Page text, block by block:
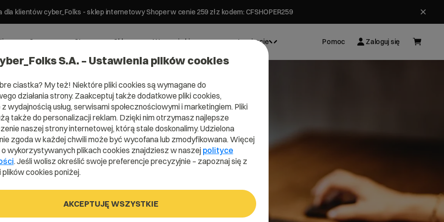
klientów cyber_Folks - sklep internetowy Shoper w cenie 259 zł z kodem: CFSHOPER259
Serwery Strony Sklepy Wsparcie biznesowe Inspiracje Pomoc Zaloguj się
S.A. – Ustawienia plików cookies
ciastka? My też! Niektóre pliki cookies są wymagane do
działania strony. Zaakceptuj także dodatkowe pliki cookies,
wydajnością usług, serwisami społecznościowymi i marketingiem. Pliki
także do personalizacji reklam. Dzięki nim otrzymasz najlepsze
naszej strony internetowej, którą stale doskonalimy. Udzielona
zgoda w każdej chwili może być wycofana lub zmodyfikowana. Więcej
wykorzystywanych plikach cookies znajdziesz w naszej polityce
. Jeśli wolisz określić swoje preferencje precyzyjnie – zapoznaj się z
cookies poniżej.
AKCEPTUJĘ WSZYSTKIE